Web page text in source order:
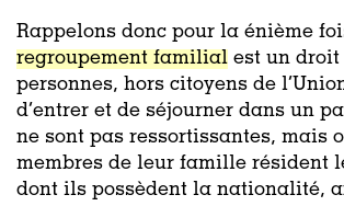
Rappelons donc pour la énième
regroupement familial est un droit
personnes, hors citoyens de
d’entrer et de séjourner dans un
ne sont pas ressortissantes, mais
membres de leur famille résident
dont ils possèdent la nationalité,